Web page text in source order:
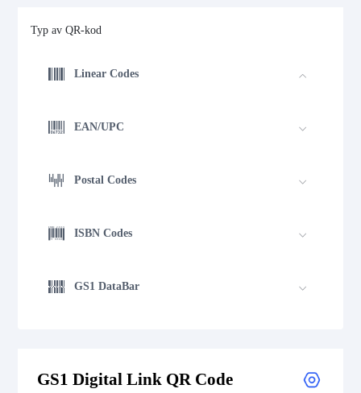
Typ av QR-kod
Linear Codes
EAN/UPC
Postal Codes
ISBN Codes
GS1 DataBar
GS1 Digital Link QR Code